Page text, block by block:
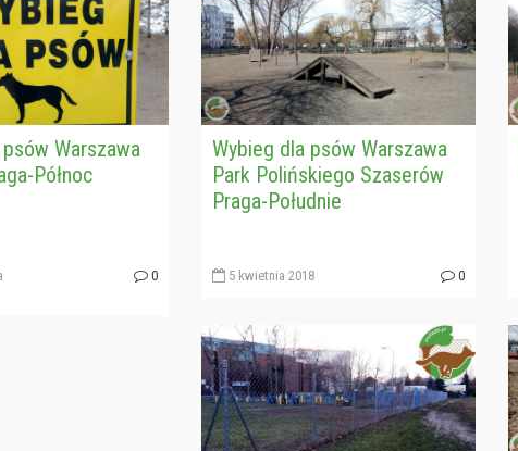
Warszawa
Północ
0
Wybieg dla psów Warszawa
Park Polińskiego Szaserów
Praga-Południe
5 kwietnia 2018 0